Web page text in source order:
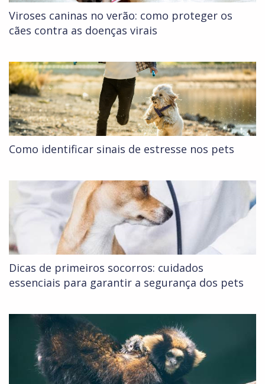
Viroses caninas no verão: como proteger os
cães contra as doenças virais
Como identificar sinais de estresse nos pets
Dicas de primeiros socorros: cuidados
essenciais para garantir a segurança dos pets